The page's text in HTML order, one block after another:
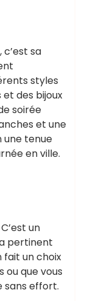
sa
styles
des bijoux
soirée
et une
une tenue
en ville.
un
pertinent
fait un choix
ou que vous
sans effort.